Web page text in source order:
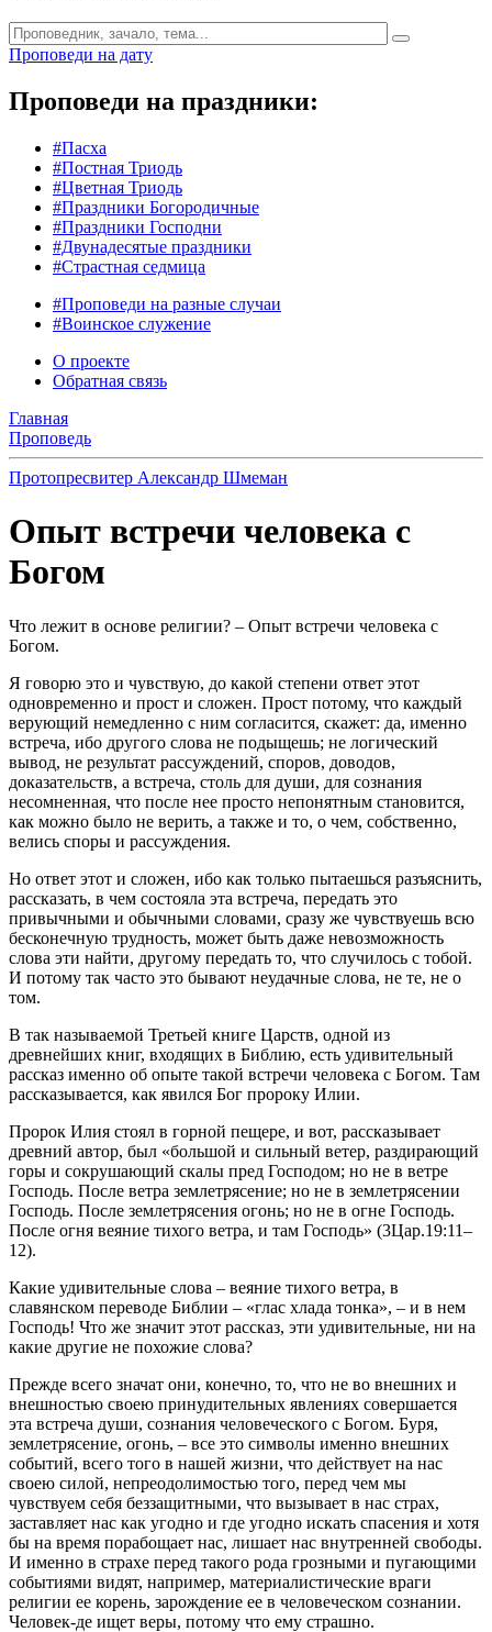
Проповеди на дату
Проповеди на праздники:
#Пасха
#Постная Триодь
#Цветная Триодь
#Праздники Богородичные
#Праздники Господни
#Двунадесятые праздники
#Страстная седмица
#Проповеди на разные случаи
#Воинское служение
О проекте
Обратная связь
Главная
Проповедь
Протопресвитер Александр Шмеман
Опыт встречи человека с
Богом
Что лежит в основе религии? – Опыт встречи человека с
Богом.
Я говорю это и чувствую, до какой степени ответ этот
одновременно и прост и сложен. Прост потому, что каждый
верующий немедленно с ним согласится, скажет: да, именно
встреча, ибо другого слова не подыщешь; не логический
вывод, не результат рассуждений, споров, доводов,
доказательств, а встреча, столь для души, для сознания
несомненная, что после нее просто непонятным становится,
как можно было не верить, а также и то, о чем, собственно,
велись споры и рассуждения.
Но ответ этот и сложен, ибо как только пытаешься разъяснить,
рассказать, в чем состояла эта встреча, передать это
привычными и обычными словами, сразу же чувствуешь всю
бесконечную трудность, может быть даже невозможность
слова эти найти, другому передать то, что случилось с тобой.
И потому так часто это бывают неудачные слова, не те, не о
том.
В так называемой Третьей книге Царств, одной из
древнейших книг, входящих в Библию, есть удивительный
рассказ именно об опыте такой встречи человека с Богом. Там
рассказывается, как явился Бог пророку Илии.
Пророк Илия стоял в горной пещере, и вот, рассказывает
древний автор, был «большой и сильный ветер, раздирающий
горы и сокрушающий скалы пред Господом; но не в ветре
Господь. После ветра землетрясение; но не в землетрясении
Господь. После землетрясения огонь; но не в огне Господь.
После огня веяние тихого ветра, и там Господь» (3Цар.19:11–
12).
Какие удивительные слова – веяние тихого ветра, в
славянском переводе Библии – «глас хлада тонка», – и в нем
Господь! Что же значит этот рассказ, эти удивительные, ни на
какие другие не похожие слова?
Прежде всего значат они, конечно, то, что не во внешних и
внешностью своею принудительных явлениях совершается
эта встреча души, сознания человеческого с Богом. Буря,
землетрясение, огонь, – все это символы именно внешних
событий, всего того в нашей жизни, что действует на нас
своею силой, непреодолимостью того, перед чем мы
чувствуем себя беззащитными, что вызывает в нас страх,
заставляет нас как угодно и где угодно искать спасения и хотя
бы на время порабощает нас, лишает нас внутренней свободы.
И именно в страхе перед такого рода грозными и пугающими
событиями видят, например, материалистические враги
религии ее корень, зарождение ее в человеческом сознании.
Человек-де ищет веры, потому что ему страшно.